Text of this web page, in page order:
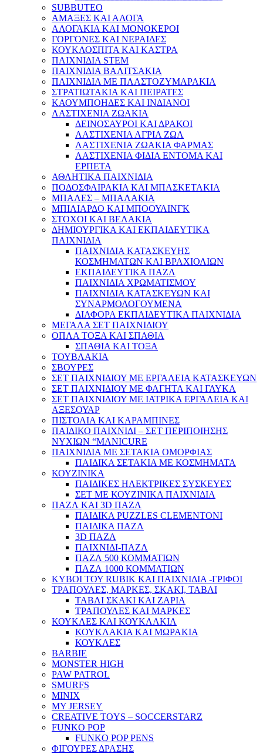
SUBBUTEO
ΑΜΑΞΕΣ ΚΑΙ ΑΛΟΓΑ
ΑΛΟΓΑΚΙΑ ΚΑΙ ΜΟΝΟΚΕΡΟΙ
ΓΟΡΓΟΝΕΣ ΚΑΙ ΝΕΡΑΙΔΕΣ
ΚΟΥΚΛΟΣΠΙΤΑ ΚΑΙ ΚΑΣΤΡΑ
ΠΑΙΧΝΙΔΙΑ STEM
ΠΑΙΧΝΙΔΙΑ ΒΑΛΙΤΣΑΚΙΑ
ΠΑΙΧΝΙΔΙΑ ΜΕ ΠΛΑΣΤΟΖΥΜΑΡΑΚΙΑ
ΣΤΡΑΤΙΩΤΑΚΙΑ ΚΑΙ ΠΕΙΡΑΤΕΣ
ΚΑΟΥΜΠΟΗΔΕΣ ΚΑΙ ΙΝΔΙΑΝΟΙ
ΛΑΣΤΙΧΕΝΙΑ ΖΩΑΚΙΑ
ΔΕΙΝΟΣΑΥΡΟΙ ΚΑΙ ΔΡΑΚΟΙ
ΛΑΣΤΙΧΕΝΙΑ ΑΓΡΙΑ ΖΩΑ
ΛΑΣΤΙΧΕΝΙΑ ΖΩΑΚΙΑ ΦΑΡΜΑΣ
ΛΑΣΤΙΧΕΝΙΑ ΦΙΔΙΑ ΕΝΤΟΜΑ ΚΑΙ
ΕΡΠΕΤΑ
ΑΘΛΗΤΙΚΑ ΠΑΙΧΝΙΔΙΑ
ΠΟΔΟΣΦΑΙΡΑΚΙΑ ΚΑΙ ΜΠΑΣΚΕΤΑΚΙΑ
ΜΠΑΛΕΣ – ΜΠΑΛΑΚΙΑ
ΜΠΙΛΙΑΡΔΟ ΚΑΙ ΜΠΟΟΥΛΙΝΓΚ
ΣΤΟΧΟΙ ΚΑΙ ΒΕΛΑΚΙΑ
ΔΗΜΙΟΥΡΓΙΚΑ ΚΑΙ ΕΚΠΑΙΔΕΥΤΙΚΑ
ΠΑΙΧΝΙΔΙΑ
ΠΑΙΧΝΙΔΙΑ ΚΑΤΑΣΚΕΥΗΣ
ΚΟΣΜΗΜΑΤΩΝ ΚΑΙ ΒΡΑΧΙΟΛΙΩΝ
ΕΚΠΑΙΔΕΥΤΙΚΑ ΠΑΖΛ
ΠΑΙΧΝΙΔΙΑ ΧΡΩΜΑΤΙΣΜΟΥ
ΠΑΙΧΝΙΔΙΑ ΚΑΤΑΣΚΕΥΩΝ ΚΑΙ
ΣΥΝΑΡΜΟΛΟΓΟΥΜΕΝΑ
ΔΙΑΦΟΡΑ ΕΚΠΑΙΔΕΥΤΙΚΑ ΠΑΙΧΝΙΔΙΑ
ΜΕΓΑΛΑ ΣΕΤ ΠΑΙΧΝΙΔΙΟΥ
ΟΠΛΑ ΤΟΞΑ ΚΑΙ ΣΠΑΘΙΑ
ΣΠΑΘΙΑ ΚΑΙ ΤΟΞΑ
ΤΟΥΒΛΑΚΙΑ
ΣΒΟΥΡΕΣ
ΣΕΤ ΠΑΙΧΝΙΔΙΟΥ ΜΕ ΕΡΓΑΛΕΙΑ ΚΑΤΑΣΚΕΥΩΝ
ΣΕΤ ΠΑΙΧΝΙΔΙΟΥ ΜΕ ΦΑΓΗΤΑ ΚΑΙ ΓΛΥΚΑ
ΣΕΤ ΠΑΙΧΝΙΔΙΟΥ ΜΕ ΙΑΤΡΙΚΑ ΕΡΓΑΛΕΙΑ ΚΑΙ
ΑΞΕΣΟΥΑΡ
ΠΙΣΤΟΛΙΑ ΚΑΙ ΚΑΡΑΜΠΙΝΕΣ
ΠΑΙΔΙΚΟ ΠΑΙΧΝΙΔΙ – ΣΕΤ ΠΕΡΙΠΟΙΗΣΗΣ
ΝΥΧΙΩΝ “MANICURE
ΠΑΙΧΝΙΔΙΑ ΜΕ ΣΕΤΑΚΙΑ ΟΜΟΡΦΙΑΣ
ΠΑΙΔΙΚΑ ΣΕΤΑΚΙΑ ΜΕ ΚΟΣΜΗΜΑΤΑ
ΚΟΥΖΙΝΙΚΑ
ΠΑΙΔΙΚΕΣ ΗΛΕΚΤΡΙΚΕΣ ΣΥΣΚΕΥΕΣ
ΣΕΤ ΜΕ ΚΟΥΖΙΝΙΚΑ ΠΑΙΧΝΙΔΙΑ
ΠΑΖΛ ΚΑΙ 3D ΠΑΖΛ
ΠΑΙΔΙΚΑ PUZZLES CLEMENTONI
ΠΑΙΔΙΚΑ ΠΑΖΛ
3D ΠΑΖΛ
ΠΑΙΧΝΙΔΙ-ΠΑΖΛ
ΠΑΖΛ 500 ΚΟΜΜΑΤΙΩΝ
ΠΑΖΛ 1000 ΚΟΜΜΑΤΙΩΝ
ΚΥΒΟΙ ΤΟΥ RUBIK ΚΑΙ ΠΑΙΧΝΙΔΙΑ -ΓΡΙΦΟΙ
ΤΡΑΠΟΥΛΕΣ, ΜΑΡΚΕΣ, ΣΚΑΚΙ, ΤΑΒΛΙ
ΤΑΒΛΙ ΣΚΑΚΙ ΚΑΙ ΖΑΡΙΑ
ΤΡΑΠΟΥΛΕΣ ΚΑΙ ΜΑΡΚΕΣ
ΚΟΥΚΛΕΣ ΚΑΙ ΚΟΥΚΛΑΚΙΑ
ΚΟΥΚΛΑΚΙΑ ΚΑΙ ΜΩΡΑΚΙΑ
ΚΟΥΚΛΕΣ
BARBIE
MONSTER HIGH
PAW PATROL
SMURFS
MINIX
MY JERSEY
CREATIVE TOYS – SOCCERSTARZ
FUNKO POP
FUNKO POP PENS
ΦΙΓΟΥΡΕΣ ΔΡΑΣΗΣ